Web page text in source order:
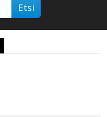
Etsi